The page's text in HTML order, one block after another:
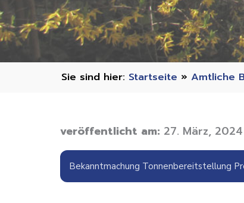
Startseite » Amtliche
veröffentlicht am: 27. März, 2024
Bekanntmachung Tonnenbereitstellung